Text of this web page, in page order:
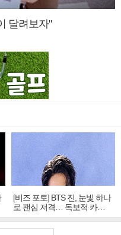
달려보자"
[비즈 포토] BTS 진, 눈빛 하나
로 팬심 저격… 독보적 카리
스마